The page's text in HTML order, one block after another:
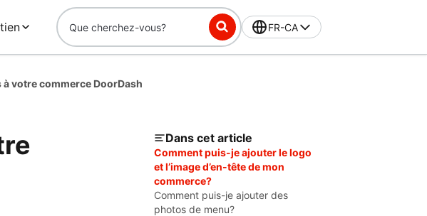
FR-CA
votre commerce DoorDash
Dans cet article
Comment puis-je ajouter le logo
et l’image d’en-tête de mon
commerce?
Comment puis-je ajouter des
photos de menu?